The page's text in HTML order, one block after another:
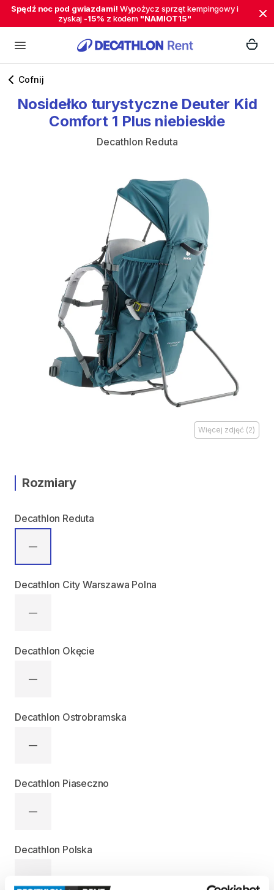
Spędź noc pod gwiazdami! Wypożycz sprzęt kempingowy i
zyskaj -15% z kodem "NAMIOT15"
Cofnij
Nosidełko turystyczne Deuter Kid
Comfort 1 Plus niebieskie
Decathlon Reduta
Więcej zdjęć (2)
Rozmiary
Decathlon Reduta
—
Decathlon City Warszawa Polna
—
Decathlon Okęcie
—
Decathlon Ostrobramska
—
Decathlon Piaseczno
—
Decathlon Polska